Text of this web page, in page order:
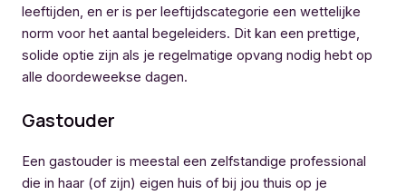
leeftijden, en er is per leeftijdscategorie een wettelijke
norm voor het aantal begeleiders. Dit kan een prettige,
solide optie zijn als je regelmatige opvang nodig hebt op
alle doordeweekse dagen.
Gastouder
Een gastouder is meestal een zelfstandige professional
die in haar (of zijn) eigen huis of bij jou thuis op je